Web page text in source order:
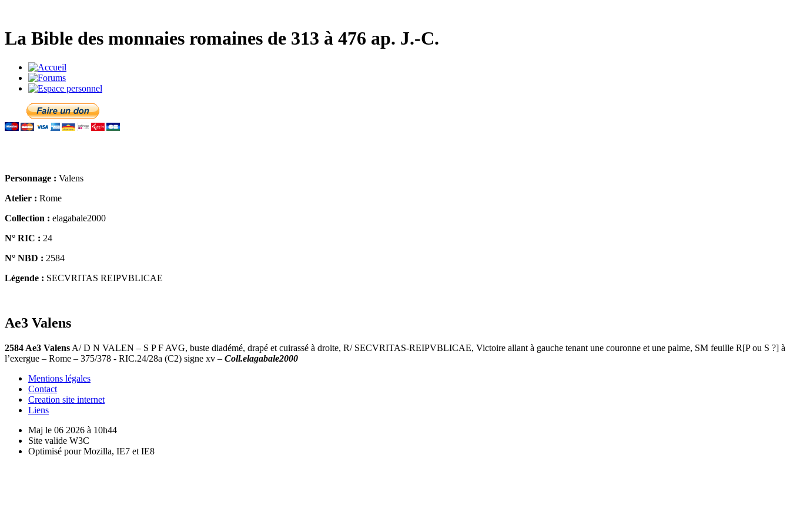
La Bible des monnaies romaines de 313 à 476 ap. J.-C.
Personnage : Valens
Atelier : Rome
Collection : elagabale2000
N° RIC : 24
N° NBD : 2584
Légende : SECVRITAS REIPVBLICAE
Ae3 Valens
2584 Ae3 Valens A/ D N VALEN – S P F AVG, buste diadémé, drapé et cuirassé à droite, R/ SECVRITAS-REIPVBLICAE, Victoire allant à gauche tenant une couronne et une palme, SM feuille R[P ou S ?] à
l’exergue – Rome – 375/378 - RIC.24/28a (C2) signe xv – Coll.elagabale2000
Mentions légales
Contact
Creation site internet
Liens
Maj le 06 2026 à 10h44
Site valide W3C
Optimisé pour Mozilla, IE7 et IE8